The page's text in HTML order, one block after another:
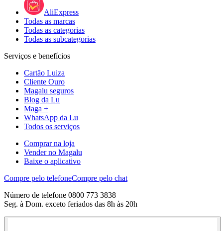
AliExpress
Todas as marcas
Todas as categorias
Todas as subcategorias
Serviços e benefícios
Cartão Luiza
Cliente Ouro
Magalu seguros
Blog da Lu
Maga +
WhatsApp da Lu
Todos os serviços
Comprar na loja
Vender no Magalu
Baixe o aplicativo
Compre pelo telefoneCompre pelo chat
Número de telefone 0800 773 3838
Seg. à Dom. exceto feriados das 8h às 20h